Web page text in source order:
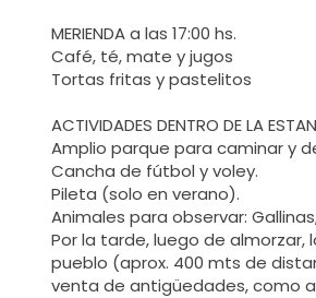
MERIENDA a las 17:00 hs.
Café, té, mate y jugos
Tortas fritas y pastelitos
ACTIVIDADES DENTRO DE LA
Amplio parque para caminar y
Cancha de fútbol y voley.
Pileta (solo en verano).
Animales para observar:
Por la tarde, luego de
pueblo (aprox. 400 mts de
venta de antigüedades, como